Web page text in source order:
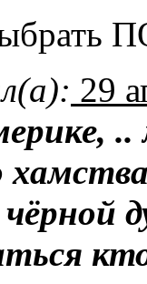
29
чёрной